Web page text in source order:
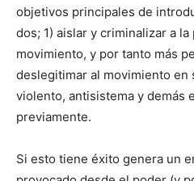
objetivos principales de
dos; 1) aislar y criminalizar a
movimiento, y por tanto más
deslegitimar al movimiento en
violento, antisistema y demás
previamente.
Si esto tiene éxito genera un